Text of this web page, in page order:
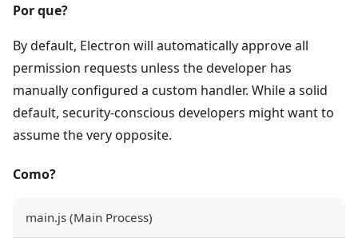
Por que?
By default, Electron will automatically approve all
permission requests unless the developer has
manually configured a custom handler. While a solid
default, security-conscious developers might want to
assume the very opposite.
Como?
main.js (Main Process)